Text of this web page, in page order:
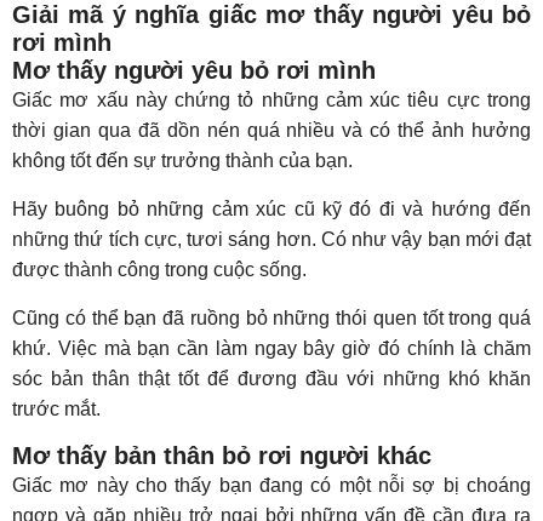
Giải mã ý nghĩa giấc mơ thấy người yêu bỏ
rơi mình
Mơ thấy người yêu bỏ rơi mình
Giấc mơ xấu này chứng tỏ những cảm xúc tiêu cực trong
thời gian qua đã dồn nén quá nhiều và có thể ảnh hưởng
không tốt đến sự trưởng thành của bạn.
Hãy buông bỏ những cảm xúc cũ kỹ đó đi và hướng đến
những thứ tích cực, tươi sáng hơn. Có như vậy bạn mới đạt
được thành công trong cuộc sống.
Cũng có thể bạn đã ruồng bỏ những thói quen tốt trong quá
khứ. Việc mà bạn cần làm ngay bây giờ đó chính là chăm
sóc bản thân thật tốt để đương đầu với những khó khăn
trước mắt.
Mơ thấy bản thân bỏ rơi người khác
Giấc mơ này cho thấy bạn đang có một nỗi sợ bị choáng
ngợp và gặp nhiều trở ngại bởi những vấn đề cần đưa ra